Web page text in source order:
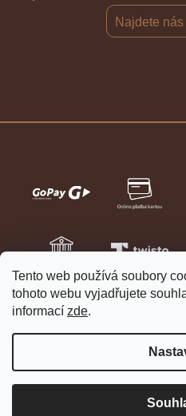
Tento web používá soubory
tohoto webu vyjadřujete
informací zde.
Najdete nás
HELVETIA